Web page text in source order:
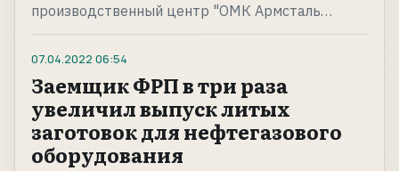
производственный центр "ОМК Армсталь…
07.04.2022 06:54
Заемщик ФРП в три раза
увеличил выпуск литых
заготовок для нефтегазового
оборудования